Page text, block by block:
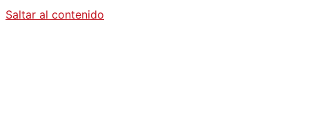
Saltar al contenido